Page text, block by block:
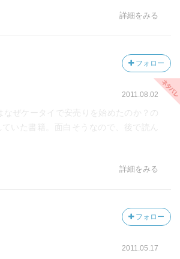
詳細をみる
フォロー
2011.08.02
なぜケータイで安売りを始めたのか？の
ていた書籍。面白そうなので、後で読ん
詳細をみる
フォロー
2011.05.17